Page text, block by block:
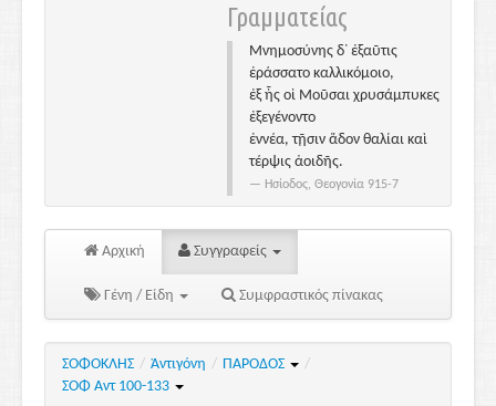
Γραμματείας
Μνημοσύνης δ᾽ ἐξαῦτις
ἐράσσατο καλλικόμοιο,
ἐξ ἧς οἱ Μοῦσαι χρυσάμπυκες
ἐξεγένοντο
ἐννέα, τῇσιν ἅδον θαλίαι καὶ
τέρψις ἀοιδῆς.
Ησίοδος, Θεογονία 915-7
Αρχική Συγγραφείς
Γένη / Είδη Συμφραστικός πίνακας
ΣΟΦΟΚΛΗΣ / Ἀντιγόνη / ΠΑΡΟΔΟΣ
/
ΣΟΦ Αντ 100-133